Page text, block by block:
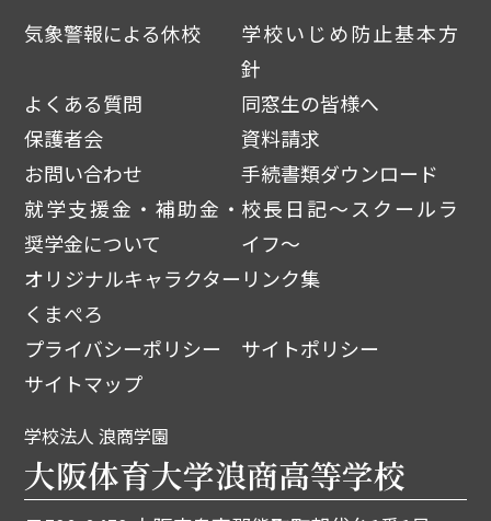
気象警報による休校
学校いじめ防止基本方
針
よくある質問
同窓生の皆様へ
保護者会
資料請求
お問い合わせ
手続書類ダウンロード
就学支援金・補助金・
奨学金について
校長日記～スクールラ
イフ～
オリジナルキャラクター
くまぺろ
リンク集
プライバシーポリシー
サイトポリシー
サイトマップ
学校法人 浪商学園
大阪体育大学浪商高等学校